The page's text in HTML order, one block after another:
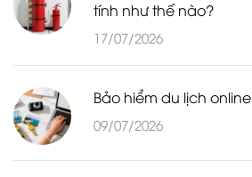
tính như thế nào?
17/07/2026
Bảo hiểm du lịch online
09/07/2026